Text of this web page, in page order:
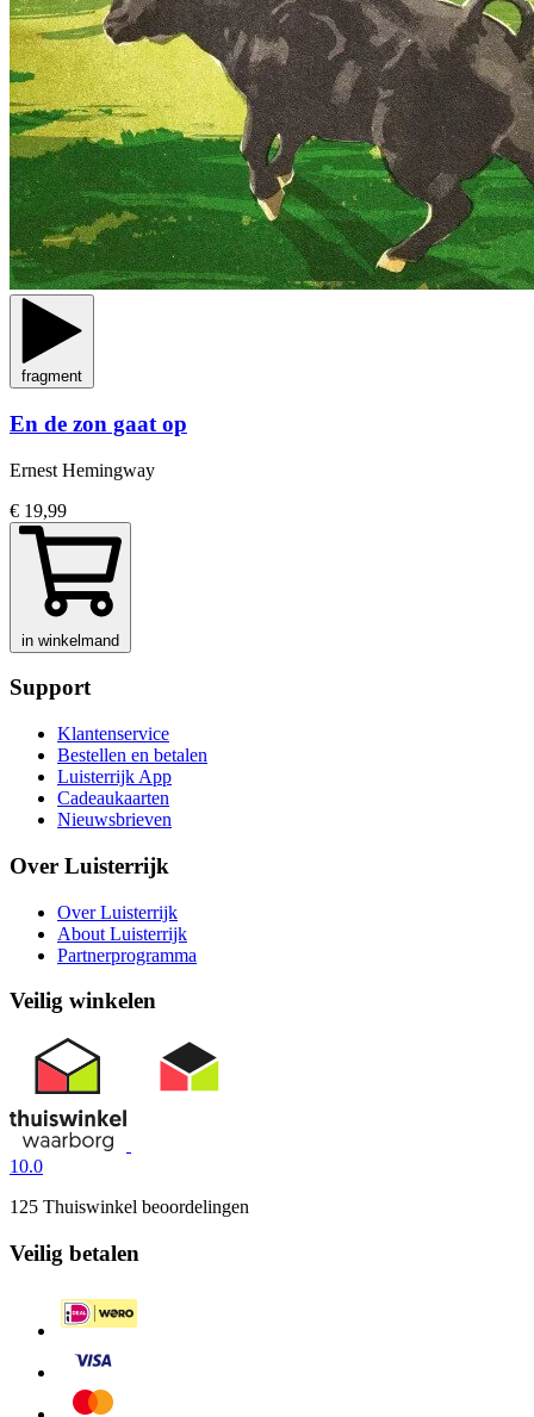
fragment
En de zon gaat op
Ernest Hemingway
€ 19,99
in winkelmand
Support
Klantenservice
Bestellen en betalen
Luisterrijk App
Cadeaukaarten
Nieuwsbrieven
Over Luisterrijk
Over Luisterrijk
About Luisterrijk
Partnerprogramma
Veilig winkelen
10.0
125 Thuiswinkel beoordelingen
Veilig betalen